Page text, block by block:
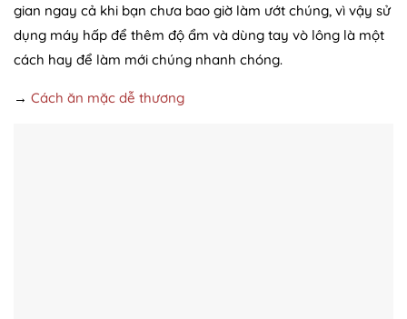
gian ngay cả khi bạn chưa bao giờ làm ướt chúng, vì vậy sử
dụng máy hấp để thêm độ ẩm và dùng tay vò lông là một
cách hay để làm mới chúng nhanh chóng.
→ Cách ăn mặc dễ thương